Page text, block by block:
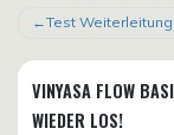
Test
VINYASA FLOW
WIEDER LOS!